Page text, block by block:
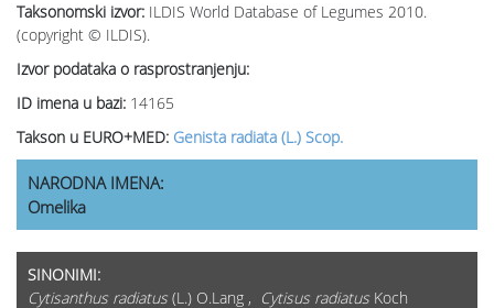
Taksonomski izvor: ILDIS World Database of Legumes 2010.
(copyright © ILDIS).
Izvor podataka o rasprostranjenju:
ID imena u bazi: 14165
Takson u EURO+MED: Genista radiata (L.) Scop.
NARODNA IMENA:
Omelika
SINONIMI:
Cytisanthus radiatus (L.) O.Lang , Cytisus radiatus Koch